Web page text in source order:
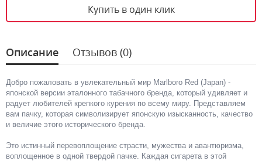
Купить в один клик
Описание Отзывов (0)
Добро пожаловать в увлекательный мир Marlboro Red (Japan) -
японской версии эталонного табачного бренда, который удивляет и
радует любителей крепкого курения по всему миру. Представляем
вам пачку, которая символизирует японскую изысканность, качество
и величие этого исторического бренда.
Это истинный перевоплощение страсти, мужества и авантюризма,
воплощенное в одной твердой пачке. Каждая сигарета в этой